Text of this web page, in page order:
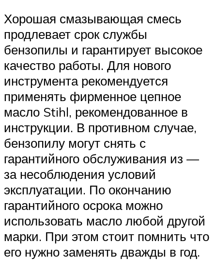
Хорошая смазывающая смесь
продлевает срок службы
бензопилы и гарантирует высокое
качество работы. Для нового
инструмента рекомендуется
применять фирменное цепное
масло Stihl, рекомендованное в
инструкции. В противном случае,
бензопилу могут снять с
гарантийного обслуживания из —
за несоблюдения условий
эксплуатации. По окончанию
гарантийного осрока можно
использовать масло любой другой
марки. При этом стоит помнить что
его нужно заменять дважды в год.